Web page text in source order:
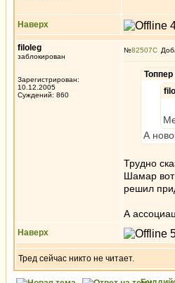
Наверх
filoleg
заблокирован
Зарегистрирован:
10.12.2005
Суждений: 860
№82507
А
Трудно
Шамар вот
решил
А
Наверх
Тред сейчас никто не читает.